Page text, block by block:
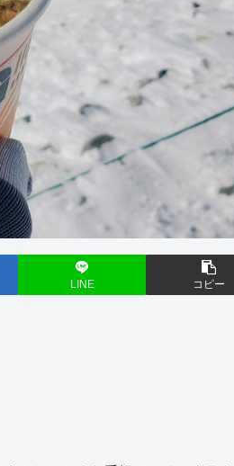
LINE コピー